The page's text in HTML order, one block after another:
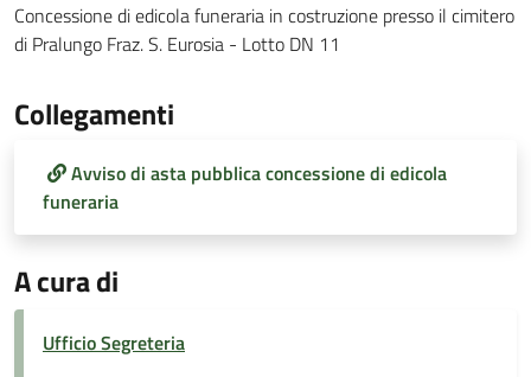
Concessione di edicola funeraria in costruzione presso il cimitero
di Pralungo Fraz. S. Eurosia - Lotto DN 11
Collegamenti
Avviso di asta pubblica concessione di edicola
funeraria
A cura di
Ufficio Segreteria